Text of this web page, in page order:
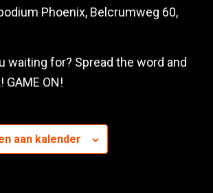
Phoenix, Belcrumweg 60,
waiting for? Spread the word and
GAME ON!
aan kalender